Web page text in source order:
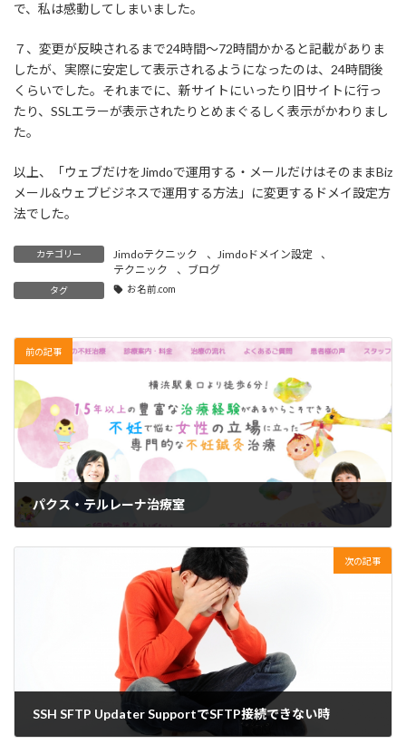
で、私は感動してしまいました。
７、変更が反映されるまで24時間～72時間かかると記載がありま
したが、実際に安定して表示されるようになったのは、24時間後
くらいでした。それまでに、新サイトにいったり旧サイトに行っ
たり、SSLエラーが表示されたりとめまぐるしく表示がかわりまし
た。
以上、「ウェブだけをJimdoで運用する・メールだけはそのままBiz
メール&ウェブビジネスで運用する方法」に変更するドメイ設定方
法でした。
カテゴリー Jimdoテクニック 、 Jimdoドメイン設定
、
テクニック
、 ブログ
タグ お名前.com
前の記事
パクス・テルレーナ治療室
次の記事
SSH SFTP Updater SupportでSFTP接続できない時